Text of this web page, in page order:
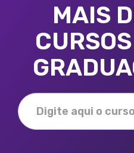
MAIS